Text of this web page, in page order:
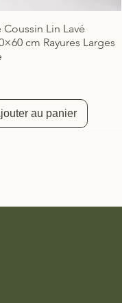
Aperçu rapideLin Lavé
cm Rayures Larges
au panier